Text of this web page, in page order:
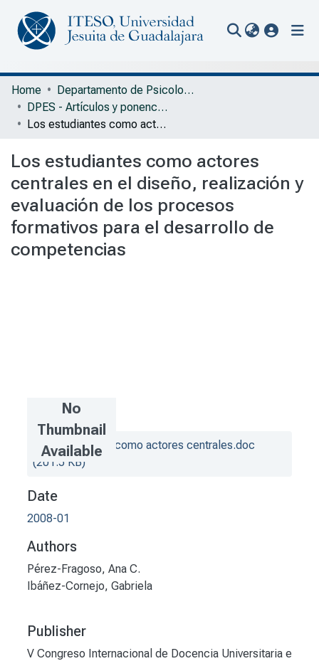
Communities & Collections
All of Repository
Portal Biblioteca
Home
Departamento de Psicología, Educación y Salud
DPES - Artículos y ponencias sin arbitraje
Los estudiantes como actores centrales en el diseño, realización y evaluación de los procesos formativos para el desarrollo de competencias
Los estudiantes como actores
centrales en el diseño, realización y
evaluación de los procesos
formativos para el desarrollo de
competencias
No
Thumbnail
Available
Los estudiantes como actores centrales.doc
(201.5 KB)
Date
2008-01
Authors
Pérez-Fragoso, Ana C.
Ibáñez-Cornejo, Gabriela
Publisher
V Congreso Internacional de Docencia Universitaria e